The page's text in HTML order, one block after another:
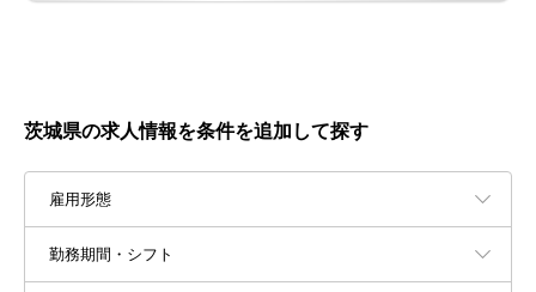
茨城県の求人情報を条件を追加して探す
雇用形態
勤務期間・シフト